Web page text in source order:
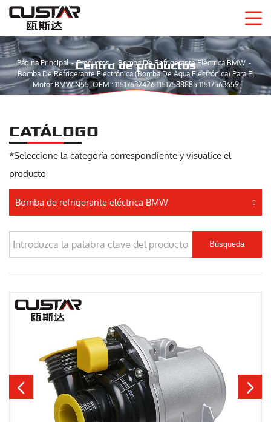
Centro de productos
Página Principal Productos
Bomba De Refrigerante Eléctrica BMW
Bomba De Refrigerante Electrónica (bomba De Agua Electrónica) Para El
Motor BMW N55, OEM : 11517632426 11517588885 11517563659
CATÁLOGO
*Seleccione la categoría correspondiente y visualice el
producto
Bomba de refrigerante eléctrica BMW
Búsqueda
 